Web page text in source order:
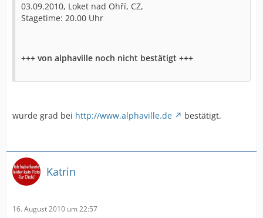
03.09.2010, Loket nad Ohří, CZ,
Stagetime: 20.00 Uhr
+++ von alphaville noch nicht bestätigt +++
wurde grad bei http://www.alphaville.de bestätigt.
Katrin
16. August 2010 um 22:57